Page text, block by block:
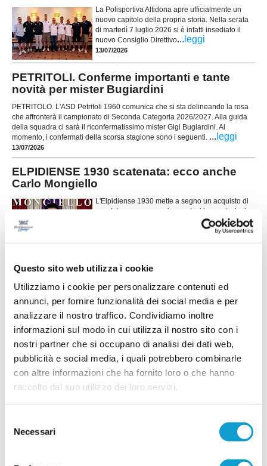
Questo sito web utilizza i cookie
Utilizziamo i cookie per personalizzare contenuti ed
annunci, per fornire funzionalità dei social media e per
analizzare il nostro traffico. Condividiamo inoltre
informazioni sul modo in cui utilizza il nostro sito con i
nostri partner che si occupano di analisi dei dati web,
pubblicità e social media, i quali potrebbero combinarle
con altre informazioni che ha fornito loro o che hanno
raccolto dal suo utilizzo dei loro servizi.
delNecessari
La Polisportiva Altidona apre ufficialmente un
nuovo capitolo della propria storia. Nella serata
di martedì 7 luglio 2026 si è infatti insediato il
nuovo Consiglio Direttivo... leggi
13/07/2026
PETRITOLI. Conferme importanti e tante
novità per mister Bugiardini
PETRITOLO. L'ASD Petritoli 1960 comunica che si sta delineando la rosa
che affronterà il campionato di Seconda Categoria 2026/2027. Alla guida
della squadra ci sarà il riconfermatissimo mister Gigi Bugiardini. Al
momento, i confermati della scorsa stagione sono i seguenti. ... leggi
13/07/2026
ELPIDIENSE 1930 scatenata: ecco anche
Carlo Mongiello
L'Elpidiense 1930 mette a segno un acquisto di
assoluto spessore assicurandosi le prestazioni
dell'attaccante Carlo Mongiello, classe 1992,
autentico lusso per la categoria. Cresciuto nel
se...leggi
ATLETICO MU 84. Il colpo in attacco è Marco
Marcelli
MONTE URANO. Si accende il mercato in entrata
dell'Atletico MU 84 che annuncia con orgoglio di
aver acquisito le prestazioni agonistiche di Marco
DS Raffaele Malaspina, vestira' la casacca
rossonera nella stagione 2026/2027. Attaccante,
classe 2002, e sopratt
08/07/2026
PONZANO GIBERTO. Confermati Gijergi,
Il Ponzano Giberto getta le basi per la nuova
stagione puntando sulla continuità. La società
giocatori considerati autentici punti di riferimento